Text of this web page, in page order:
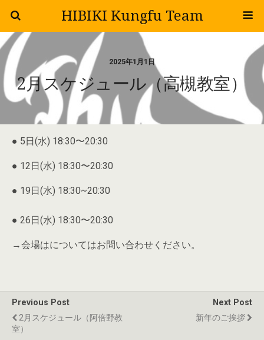
HIBIKI Kungfu Team
2025年1月1日
2月スケジュール（高槻教室）
● 5日(水) 18:30〜20:30
● 12日(水) 18:30〜20:30
● 19日(水) 18:30~20:30
● 26日(水) 18:30〜20:30
→会場はについてはお問い合わせください。
Previous Post
2月スケジュール（阿倍野教
室）
Next Post
新年のご挨拶